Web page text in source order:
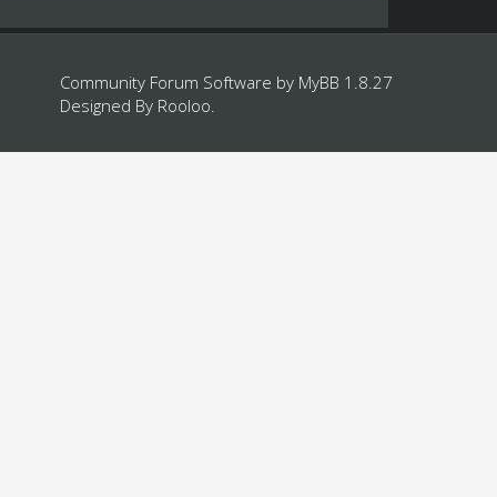
Community Forum Software by MyBB 1.8.27
Designed By Rooloo.